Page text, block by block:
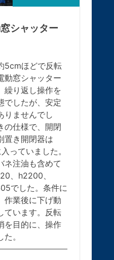
シャッター
5cmほどで反転
動窓シャッター
繰り返し操作を
でしたが、安定
りませんでし
の仕様で、開閉
置き開閉器は
っていました。
ネ注油も含めて
、h2200、
でした。条件に
作業後に下げ動
ています。反転
を目的に、操作
。